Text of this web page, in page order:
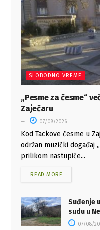
SLOBODNO VREME
„Pesme za česme“
Zaječaru
07/08/2026
Kod Tackove česme u
održan muzički događaj
prilikom nastupiće...
READ MORE
Suđenje
sudu u
07/08/